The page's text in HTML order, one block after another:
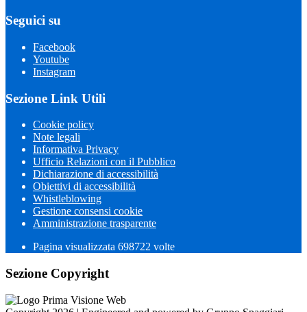
Seguici su
Facebook
Youtube
Instagram
Sezione Link Utili
Cookie policy
Note legali
Informativa Privacy
Ufficio Relazioni con il Pubblico
Dichiarazione di accessibilità
Obiettivi di accessibilità
Whistleblowing
Gestione consensi cookie
Amministrazione trasparente
Pagina visualizzata 698722 volte
Sezione Copyright